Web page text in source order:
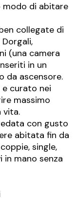
modo di abitare
collegate di
(una camera
in un
da ascensore.
curato nei
massimo
vita.
con gusto
abitata fin da
single,
in mano senza